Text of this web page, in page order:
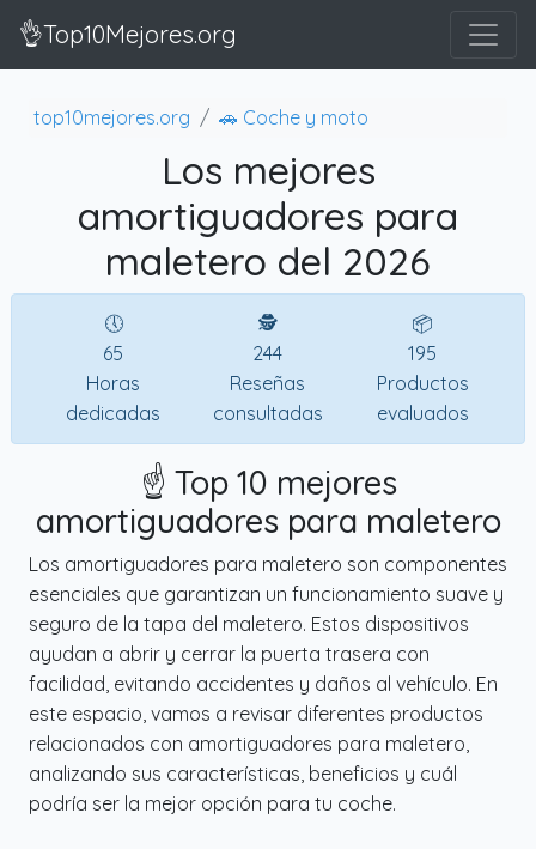
👌Top10Mejores.org
top10mejores.org 🚗 Coche y moto
Los mejores
amortiguadores para
maletero del 2026
🕔
65
Horas
dedicadas
🕵
244
Reseñas
consultadas
📦
195
Productos
evaluados
☝️ Top 10 mejores
amortiguadores para maletero
Los amortiguadores para maletero son componentes
esenciales que garantizan un funcionamiento suave y
seguro de la tapa del maletero. Estos dispositivos
ayudan a abrir y cerrar la puerta trasera con
facilidad, evitando accidentes y daños al vehículo. En
este espacio, vamos a revisar diferentes productos
relacionados con amortiguadores para maletero,
analizando sus características, beneficios y cuál
podría ser la mejor opción para tu coche.